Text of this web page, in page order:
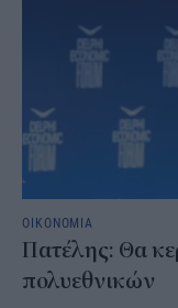
ΟΙΚΟΝΟΜΙΑ
Πατέλης: Θα
πολυεθνικών